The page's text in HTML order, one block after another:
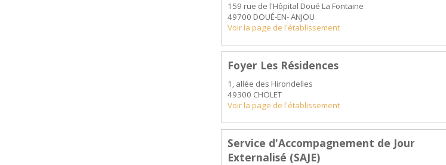
159 rue de l'Hôpital Doué La Fontaine
49700 DOUÉ-EN- ANJOU
Voir la page de l'établissement
Foyer Les Résidences
1, allée des Hirondelles
49300 CHOLET
Voir la page de l'établissement
Service d'Accompagnement de Jour
Externalisé (SAJE)